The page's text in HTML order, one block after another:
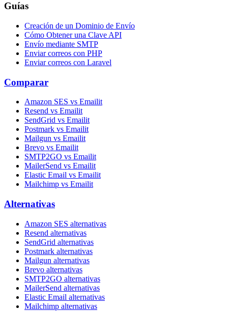
Guías
Creación de un Dominio de Envío
Cómo Obtener una Clave API
Envío mediante SMTP
Enviar correos con PHP
Enviar correos con Laravel
Comparar
Amazon SES vs Emailit
Resend vs Emailit
SendGrid vs Emailit
Postmark vs Emailit
Mailgun vs Emailit
Brevo vs Emailit
SMTP2GO vs Emailit
MailerSend vs Emailit
Elastic Email vs Emailit
Mailchimp vs Emailit
Alternativas
Amazon SES alternativas
Resend alternativas
SendGrid alternativas
Postmark alternativas
Mailgun alternativas
Brevo alternativas
SMTP2GO alternativas
MailerSend alternativas
Elastic Email alternativas
Mailchimp alternativas